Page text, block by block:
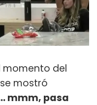
momento del
mostró
mmm, pasa